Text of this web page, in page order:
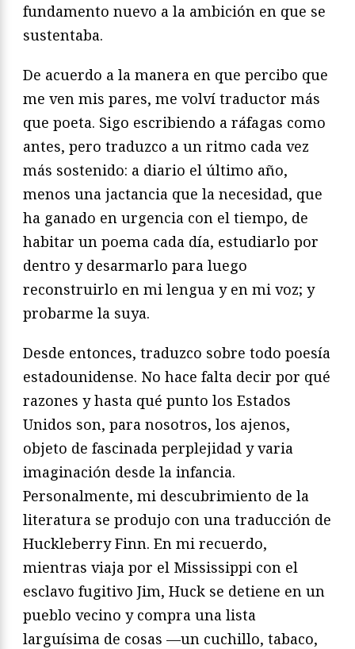
fundamento nuevo a la ambición en que se
sustentaba.
De acuerdo a la manera en que percibo que
me ven mis pares, me volví traductor más
que poeta. Sigo escribiendo a ráfagas como
antes, pero traduzco a un ritmo cada vez
más sostenido: a diario el último año,
menos una jactancia que la necesidad, que
ha ganado en urgencia con el tiempo, de
habitar un poema cada día, estudiarlo por
dentro y desarmarlo para luego
reconstruirlo en mi lengua y en mi voz; y
probarme la suya.
Desde entonces, traduzco sobre todo poesía
estadounidense. No hace falta decir por qué
razones y hasta qué punto los Estados
Unidos son, para nosotros, los ajenos,
objeto de fascinada perplejidad y varia
imaginación desde la infancia.
Personalmente, mi descubrimiento de la
literatura se produjo con una traducción de
Huckleberry Finn. En mi recuerdo,
mientras viaja por el Mississippi con el
esclavo fugitivo Jim, Huck se detiene en un
pueblo vecino y compra una lista
larguísima de cosas —un cuchillo, tabaco,